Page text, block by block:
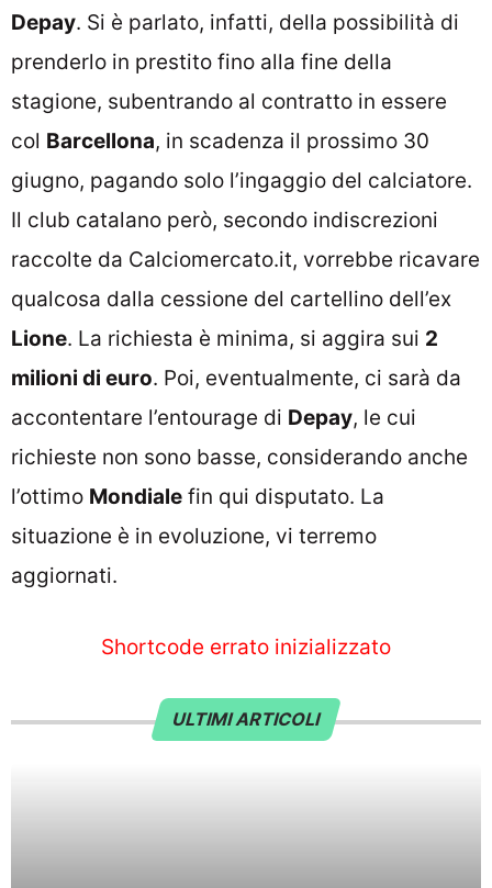
Depay. Si è parlato, infatti, della possibilità di
prenderlo in prestito fino alla fine della
stagione, subentrando al contratto in essere
col Barcellona, in scadenza il prossimo 30
giugno, pagando solo l’ingaggio del calciatore.
Il club catalano però, secondo indiscrezioni
raccolte da Calciomercato.it, vorrebbe ricavare
qualcosa dalla cessione del cartellino dell’ex
Lione. La richiesta è minima, si aggira sui 2
milioni di euro. Poi, eventualmente, ci sarà da
accontentare l’entourage di Depay, le cui
richieste non sono basse, considerando anche
l’ottimo Mondiale fin qui disputato. La
situazione è in evoluzione, vi terremo
aggiornati.
Shortcode errato inizializzato
ULTIMI ARTICOLI